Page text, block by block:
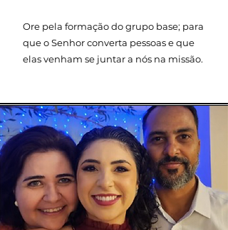
Ore pela formação do grupo base; para
que o Senhor converta pessoas e que
elas venham se juntar a nós na missão.